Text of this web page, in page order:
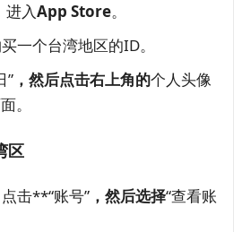
入App Store。
一个台湾地区的ID。
”，然后点击右上角的个人头像
。
区
击**“账号”，然后选择“查看账